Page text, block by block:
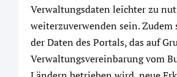
Verwaltungsdaten leichter zu
weiterzuverwenden sein.
der Daten des Portals, das auf
Verwaltungsvereinbarung vom